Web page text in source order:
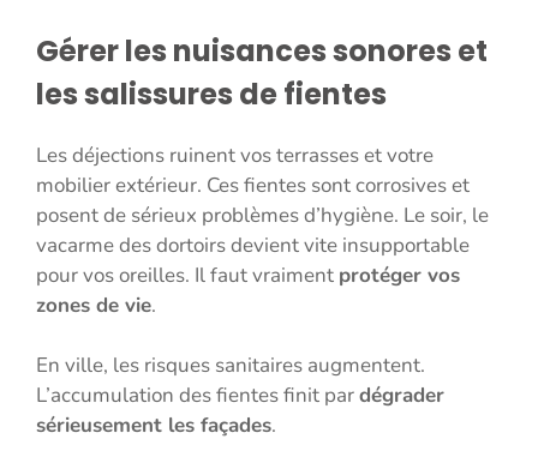
Gérer les nuisances sonores et
les salissures de fientes
Les déjections ruinent vos terrasses et votre
mobilier extérieur. Ces fientes sont corrosives et
posent de sérieux problèmes d’hygiène. Le soir, le
vacarme des dortoirs devient vite insupportable
pour vos oreilles. Il faut vraiment protéger vos
zones de vie.
En ville, les risques sanitaires augmentent.
L’accumulation des fientes finit pardégrader
sérieusement les façades.